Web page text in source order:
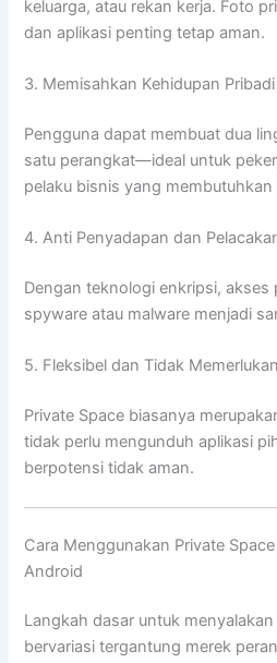
keluarga, atau rekan kerja. Foto
dan aplikasi penting tetap aman.
3. Memisahkan Kehidupan
Pengguna dapat membuat dua
satu perangkat—ideal untuk
pelaku bisnis yang
4. Anti Penyadapan dan
Dengan teknologi enkripsi, akses
spyware atau malware menjadi
5. Fleksibel dan Tidak
Private Space biasanya
tidak perlu mengunduh aplikasi
berpotensi tidak aman.
Cara Menggunakan Private
Android
Langkah dasar untuk
bervariasi tergantung merek